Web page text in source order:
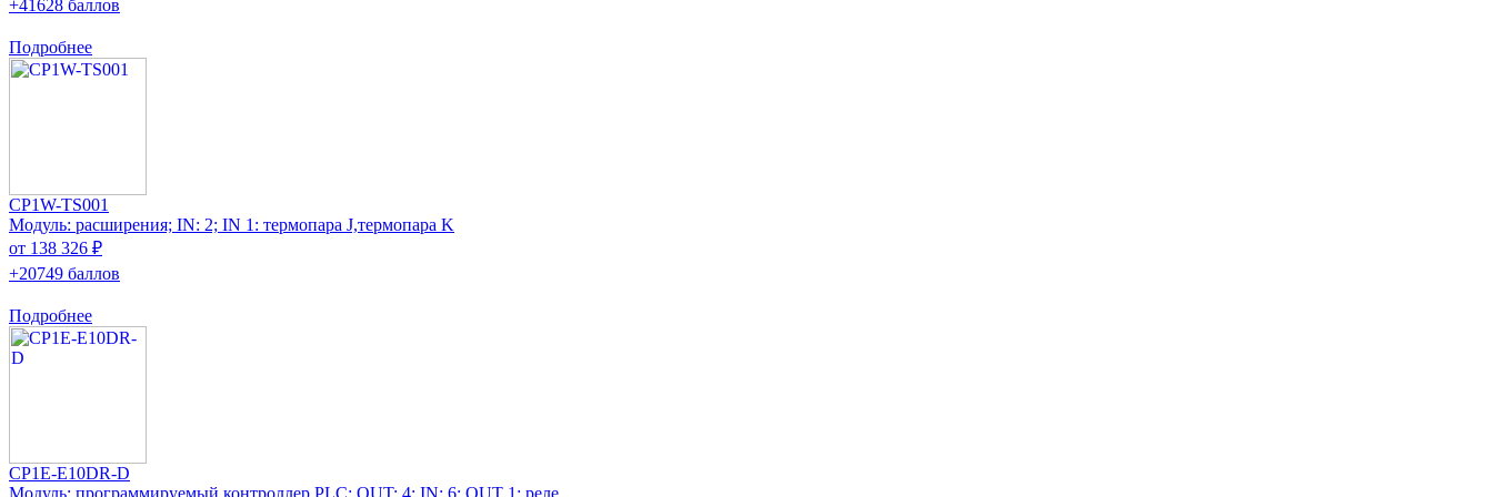
+41628 баллов
Подробнее
CP1W-TS001
Модуль: расширения; IN: 2; IN 1: термопара J,термопара K
от 138 326 ₽
+20749 баллов
Подробнее
CP1E-E10DR-D
Модуль: программируемый контроллер PLC; OUT: 4; IN: 6; OUT 1: реле